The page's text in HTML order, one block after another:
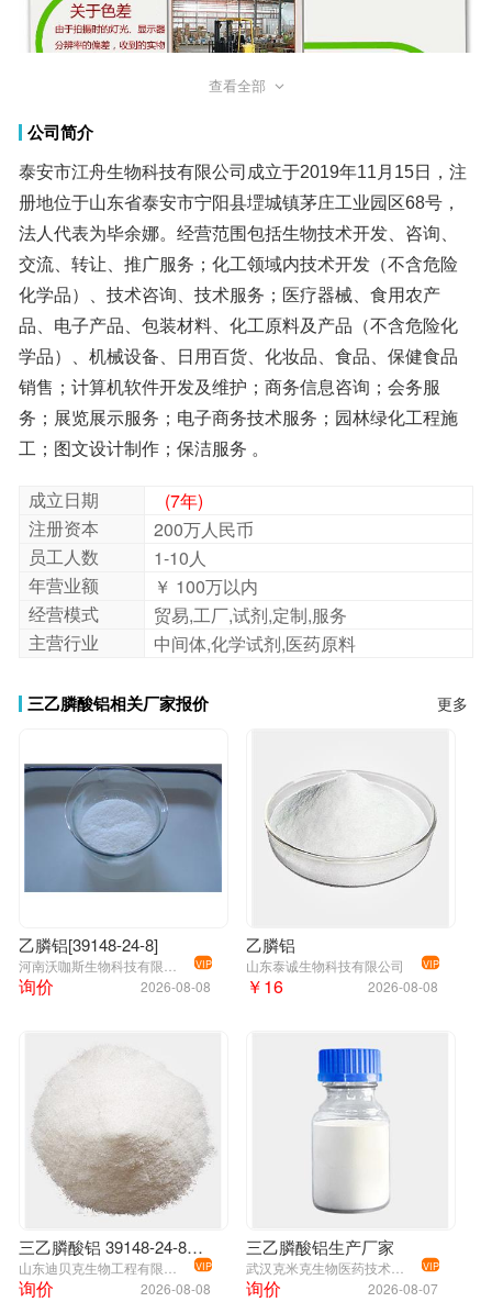
现货;厂家直销;量大从优;
查看全部
公司简介
泰安市江舟生物科技有限公司成立于2019年11月15日，注
册地位于山东省泰安市宁阳县堽城镇茅庄工业园区68号，
法人代表为毕余娜。经营范围包括生物技术开发、咨询、
交流、转让、推广服务；化工领域内技术开发（不含危险
化学品）、技术咨询、技术服务；医疗器械、食用农产
品、电子产品、包装材料、化工原料及产品（不含危险化
学品）、机械设备、日用百货、化妆品、食品、保健食品
销售；计算机软件开发及维护；商务信息咨询；会务服
务；展览展示服务；电子商务技术服务；园林绿化工程施
工；图文设计制作；保洁服务 。
成立日期
(7年)
注册资本
200万人民币
员工人数
1-10人
年营业额
￥ 100万以内
经营模式
贸易,工厂,试剂,定制,服务
主营行业
中间体,化学试剂,医药原料
三乙膦酸铝相关厂家报价 更多
乙膦铝[39148-24-8]
VIP
2026-08-08
询价
乙膦铝
山东泰诚生物科技有限公司 VIP
2026-08-08
￥16
三乙膦酸铝 39148-24-8 96%
VIP
2026-08-08
询价
三乙膦酸铝生产厂家
武汉克米克生物医药技术有限公司 VIP
2026-08-07
询价